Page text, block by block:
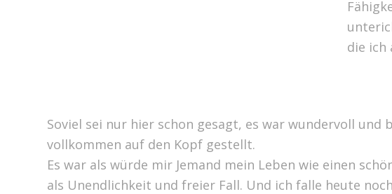
die ich
Soviel sei nur hier schon gesagt, es war wundervoll
vollkommen auf den Kopf gestellt.
Es war als würde mir Jemand mein Leben wie einen
als Unendlichkeit und freier Fall. Und ich falle heute